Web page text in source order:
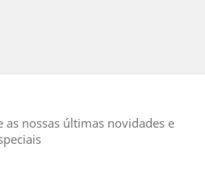
as nossas últimas novidades e